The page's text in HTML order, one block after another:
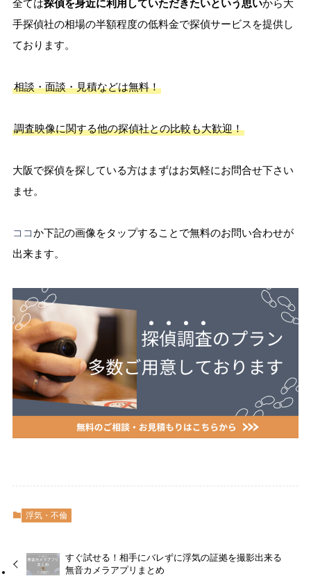
全ては探偵を身近に利用していただきたいという思いから大
手探偵社の相場の半額程度の低料金で探偵サービスを提供し
ております。
相談・面談・見積などは無料！
調査映像に関する他の探偵社との比較も大歓迎！
大阪で探偵を探している方はまずはお気軽にお問合せ下さい
ませ。
ココか下記の画像をタップすることで無料のお問い合わせが
出来ます。
浮気・不倫
すぐ試せる！相手にバレずに浮気の証拠を撮影出来る
無音カメラアプリまとめ